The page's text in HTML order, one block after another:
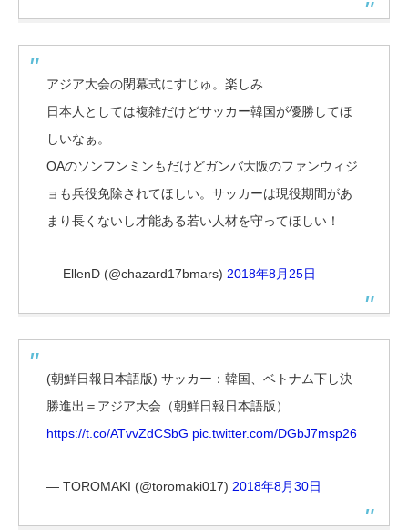
アジア大会の閉幕式にすじゅ。楽しみ
日本人としては複雑だけどサッカー韓国が優勝してほ
しいなぁ。
OAのソンフンミンもだけどガンバ大阪のファンウィジ
ョも兵役免除されてほしい。サッカーは現役期間があ
まり長くないし才能ある若い人材を守ってほしい！
— EllenD (@chazard17bmars) 2018年8月25日
(朝鮮日報日本語版) サッカー：韓国、ベトナム下し決
勝進出＝アジア大会（朝鮮日報日本語版）
https://t.co/ATvvZdCSbG pic.twitter.com/DGbJ7msp26
— TOROMAKI (@toromaki017) 2018年8月30日